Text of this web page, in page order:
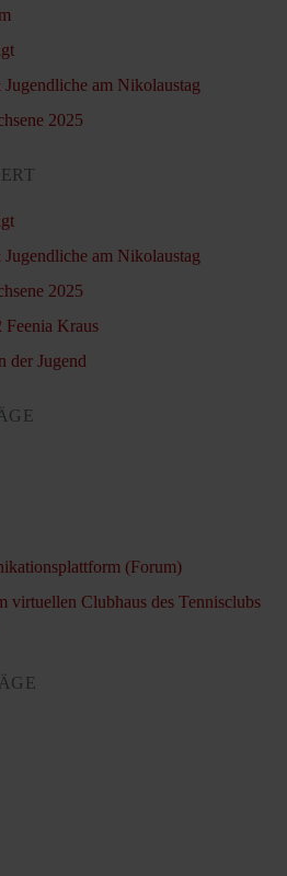
am Nikolaustag
2025
am Nikolaustag
2025
Feenia Kraus
der Jugend
(Forum)
Clubhaus des Tennisclubs